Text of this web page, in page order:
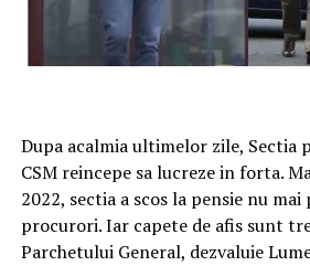
Dupa acalmia ultimelor zile,
CSM reincepe sa lucreze in forta.
2022, sectia a scos la pensie nu
procurori. Iar capete de afis sunt
Parchetului General, dezvaluie